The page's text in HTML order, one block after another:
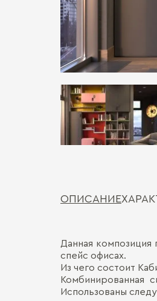
ОПИСАНИЕ
Данная композиция
спейс офисах.
Из чего состоит
Комбинированная
Использованы